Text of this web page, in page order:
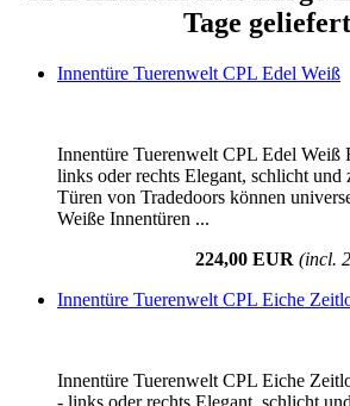
Tage geliefert
Innentüre Tuerenwelt CPL Edel Weiß
Innentüre Tuerenwelt CPL Edel Weiß
links oder rechts Elegant, schlicht und
Türen von Tradedoors können
Weiße Innentüren ...
224,00 EUR (incl.
Innentüre Tuerenwelt CPL Eiche
Innentüre Tuerenwelt CPL Eiche